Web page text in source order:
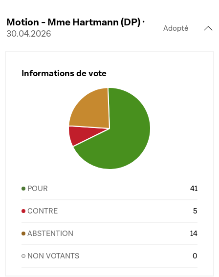
Motion - Mme Hartmann (DP) ·
30.04.2026
Adopté
Informations de vote
POUR 41
CONTRE 5
ABSTENTION 14
NON VOTANTS 0